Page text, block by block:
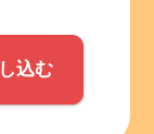
込む